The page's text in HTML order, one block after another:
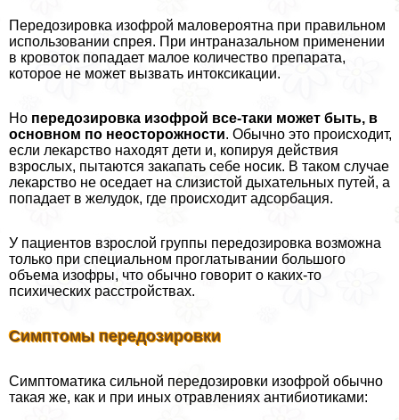
Передозировка изофрой маловероятна при правильном
использовании спрея. При интраназальном применении
в кровоток попадает малое количество препарата,
которое не может вызвать интоксикации.
Но передозировка изофрой все-таки может быть, в
основном по неосторожности. Обычно это происходит,
если лекарство находят дети и, копируя действия
взрослых, пытаются закапать себе носик. В таком случае
лекарство не оседает на слизистой дыхательных путей, а
попадает в желудок, где происходит адсорбация.
У пациентов взрослой группы передозировка возможна
только при специальном проглатывании большого
объема изофры, что обычно говорит о каких-то
психических расстройствах.
Симптомы передозировки
Симптоматика сильной передозировки изофрой обычно
такая же, как и при иных отравлениях антибиотиками: